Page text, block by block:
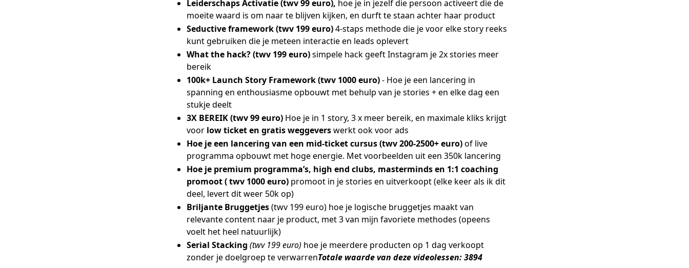
Leiderschaps Activatie (twv 99 euro), hoe je in jezelf die persoon activeert die de
moeite waard is om naar te blijven kijken, en durft te staan achter haar product
Seductive framework (twv 199 euro)4-staps methode die je voor elke story reeks
kunt gebruiken die je meteen interactie en leads oplevert
What the hack?(twv 199 euro)simpele hack geeft Instagram je 2x stories meer
bereik
100k+ Launch Story Framework (twv 1000 euro)- Hoe je een lancering in
spanning en enthousiasme opbouwt met behulp van je stories + en elke dag een
stukje deelt
3X BEREIK (twv 99 euro) Hoe je in 1 story, 3 x meer bereik, en maximale kliks krijgt
voor low ticket en gratis weggeverswerkt ook voor ads
Hoe je een lancering van een mid-ticket cursus (twv 200-2500+ euro)of live
programma opbouwt met hoge energie. Met voorbeelden uit een 350k lancering
Hoe je premium programma’s, high end clubs, masterminds en 1:1 coaching
promoot ( twv 1000 euro) promoot in je stories en uitverkoopt (elke keer als ik dit
deel, levert dit weer 50k op)
Briljante Bruggetjes(twv 199 euro) hoe je logische bruggetjes maakt van
relevante content naar je product, met 3 van mijn favoriete methodes (opeens
voelt het heel natuurlijk)
Serial Stacking (twv 199 euro) hoe je meerdere producten op 1 dag verkoopt
zonder je doelgroep te verwarrenTotale waarde van deze videolessen: 3894